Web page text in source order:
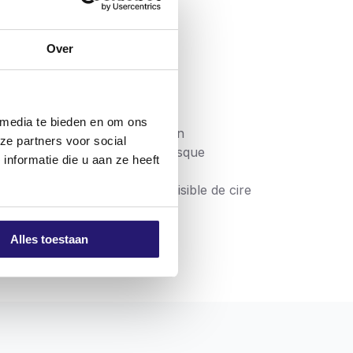
Over
te bieden en om ons
partners voor social
die u aan ze heeft
Alles toestaan
comme à l’extérieur et ont un
entre l’outil et la vis, et un risque
pourvues d’une couche invisible de cire
un traitement sans problème. Les vis
des vis de haute qualité, sans
signifie que la vis est partiellement